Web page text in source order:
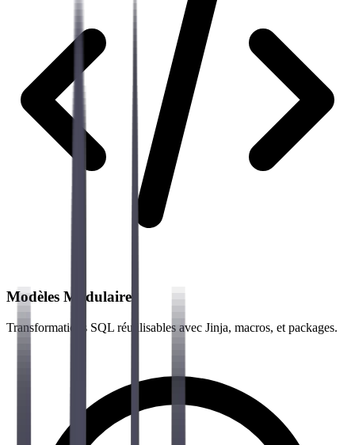
Modèles Modulaires
Transformations SQL réutilisables avec Jinja, macros, et packages.